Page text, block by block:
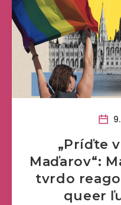
„Príďte
Maďarov“:
tvrdo
queer